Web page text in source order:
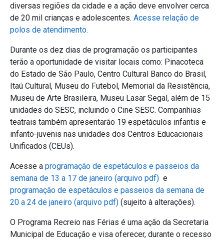
diversas regiões da cidade e a ação deve envolver cerca
de 20 mil crianças e adolescentes. Acesse relação de
polos de atendimento.
Durante os dez dias de programação os participantes
terão a oportunidade de visitar locais como: Pinacoteca
do Estado de São Paulo, Centro Cultural Banco do Brasil,
Itaú Cultural, Museu do Futebol, Memorial da Resistência,
Museu de Arte Brasileira, Museu Lasar Segal, além de 15
unidades do SESC, incluindo o Cine SESC. Companhias
teatrais também apresentarão 19 espetáculos infantis e
infanto-juvenis nas unidades dos Centros Educacionais
Unificados (CEUs).
Acesse a programação de espetáculos e passeios da
semana de 13 a 17 de janeiro (arquivo pdf) e
programação de espetáculos e passeios da semana de
20 a 24 de janeiro (arquivo pdf) (sujeito à alterações).
O Programa Recreio nas Férias é uma ação da Secretaria
Municipal de Educação e visa oferecer, durante o recesso